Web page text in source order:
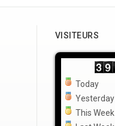
VISITEURS
Today
Yesterday
This Week